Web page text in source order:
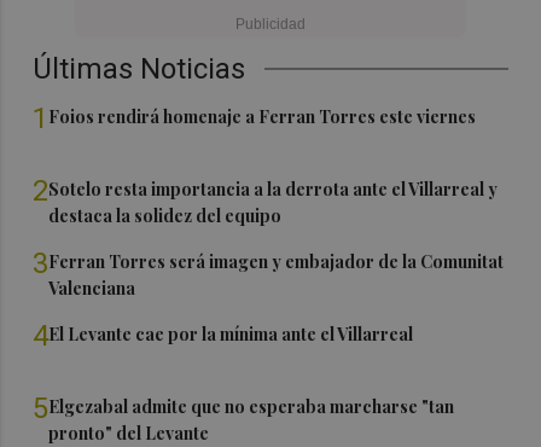
Últimas Noticias
1 Foios rendirá homenaje a Ferran Torres este viernes
2Sotelo resta importancia a la derrota ante el Villarreal y
destaca la solidez del equipo
3Ferran Torres será imagen y embajador de la Comunitat
Valenciana
4El Levante cae por la mínima ante el Villarreal
5Elgezabal admite que no esperaba marcharse "tan
pronto" del Levante